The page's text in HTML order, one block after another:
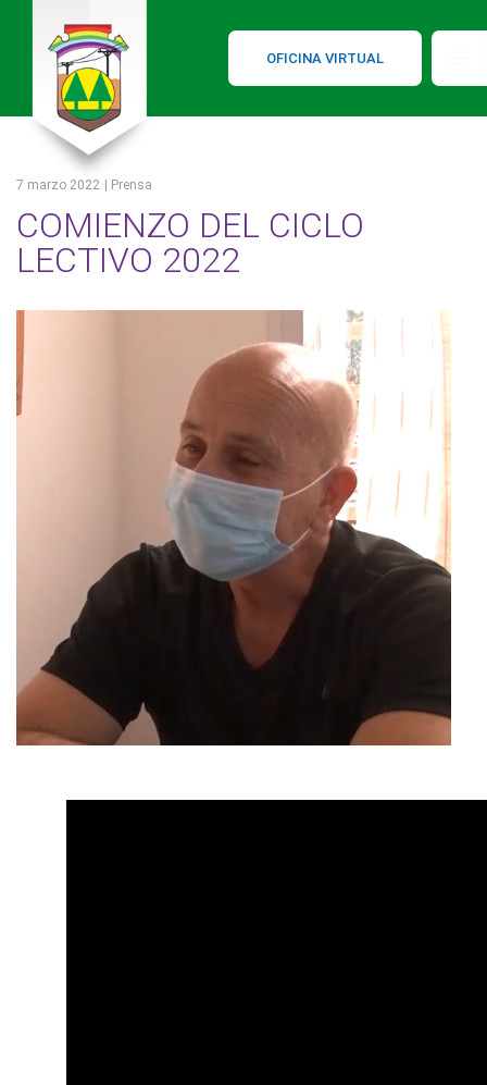
OFICINA VIRTUAL
7 marzo 2022 | Prensa
COMIENZO DEL CICLO
LECTIVO 2022